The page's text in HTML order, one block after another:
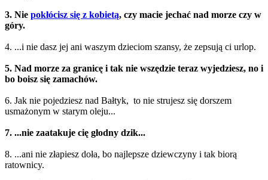
3. Nie pokłócisz się z kobietą, czy macie jechać nad morze czy w
góry.
4. ...i nie dasz jej ani waszym dzieciom szansy, że zepsują ci urlop.
5. Nad morze za granicę i tak nie wszędzie teraz wyjedziesz, no i
bo boisz się zamachów.
6. Jak nie pojedziesz nad Bałtyk, to nie strujesz się dorszem
usmażonym w starym oleju...
7. ...nie zaatakuje cię głodny dzik...
8. ...ani nie złapiesz doła, bo najlepsze dziewczyny i tak biorą
ratownicy.